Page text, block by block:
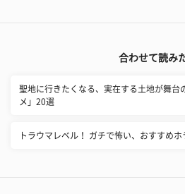
合わせて読み
聖地に行きたくなる、実在する土地が舞台
メ」20選
トラウマレベル！ ガチで怖い、おすすめ